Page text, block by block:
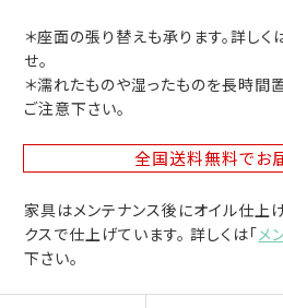
＊座面の張り替えも承ります。詳し
せ。
＊濡れたものや湿ったものを長時間
ご注意下さい。
全国送料無料でお
家具はメンテナンス後にオイル仕上
クスで仕上げています。 詳しくは「メ
下さい。